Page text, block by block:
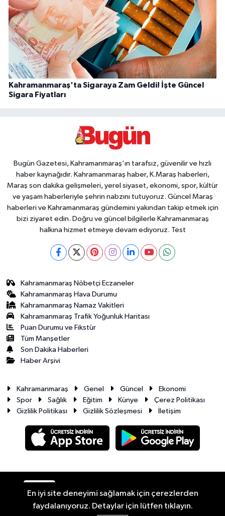
Kahramanmaraş'ta Sigaraya Zam Geldi! İşte Güncel
Sigara Fiyatları
Bugün Gazetesi, Kahramanmaraş’ın tarafsız, güvenilir ve hızlı
haber kaynağıdır. Kahramanmaraş haber, K.Maraş haberleri,
Maraş son dakika gelişmeleri, yerel siyaset, ekonomi, spor, kültür
ve yaşam haberleriyle şehrin nabzını tutuyoruz. Güncel Maraş
haberleri ve Kahramanmaraş gündemini yakından takip etmek için
bizi ziyaret edin. Doğru ve güncel bilgilerle Kahramanmaraş
halkına hizmet etmeye devam ediyoruz. Test
Kahramanmaraş Nöbetçi Eczaneler
Kahramanmaraş Hava Durumu
Kahramanmaraş Namaz Vakitleri
Kahramanmaraş Trafik Yoğunluk Haritası
Puan Durumu ve Fikstür
Tüm Manşetler
Son Dakika Haberleri
Haber Arşivi
Kahramanmaraş Genel Güncel
Ekonomi
Spor
Sağlık Eğitim Künye
Çerez Politikası
Gizlilik Politikası
Gizlilik Sözleşmesi İletişim
En iyi site deneyimi sağlamak için çerezlerden
faydalanıyoruz. Detaylar için lütfen tıklayın.